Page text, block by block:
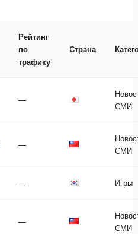
Рейтинг
по
трафику
Страна
—
СМИ
—
СМИ
— Игры
—
СМИ